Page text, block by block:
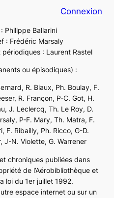
Connexion
Philippe Ballarini
: Frédéric Marsaly
: Laurent Rastel
ou épisodiques) :
R. Biaux, Ph. Boulay, F.
R. Françon, P-C. Got, H.
J. Leclercq, Th. Le Roy, D.
P-F. Mary, Th. Matra, F.
F. Ribailly, Ph. Ricco, G-D.
J-N. Violette, G. Warrener
chroniques publiées dans
de l’Aérobibliothèque et
loi du 1er juillet 1992.
espace internet ou sur un